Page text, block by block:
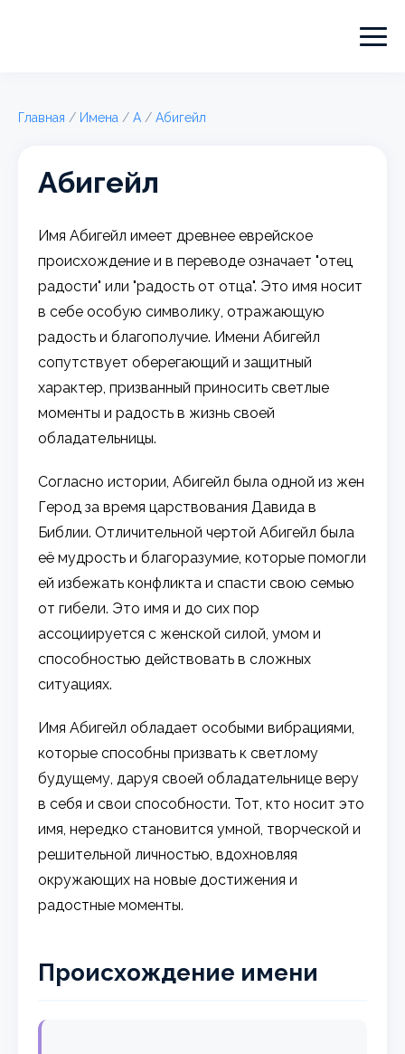
Главная / Имена / А / Абигейл
Абигейл
Имя Абигейл имеет древнее еврейское
происхождение и в переводе означает "отец
радости" или "радость от отца". Это имя носит
в себе особую символику, отражающую
радость и благополучие. Имени Абигейл
сопутствует оберегающий и защитный
характер, призванный приносить светлые
моменты и радость в жизнь своей
обладательницы.
Согласно истории, Абигейл была одной из жен
Герод за время царствования Давида в
Библии. Отличительной чертой Абигейл была
её мудрость и благоразумие, которые помогли
ей избежать конфликта и спасти свою семью
от гибели. Это имя и до сих пор
ассоциируется с женской силой, умом и
способностью действовать в сложных
ситуациях.
Имя Абигейл обладает особыми вибрациями,
которые способны призвать к светлому
будущему, даруя своей обладательнице веру
в себя и свои способности. Тот, кто носит это
имя, нередко становится умной, творческой и
решительной личностью, вдохновляя
окружающих на новые достижения и
радостные моменты.
Происхождение имени